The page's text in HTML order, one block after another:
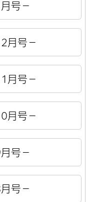
号－
月号－
月号－
月号－
号－
号－